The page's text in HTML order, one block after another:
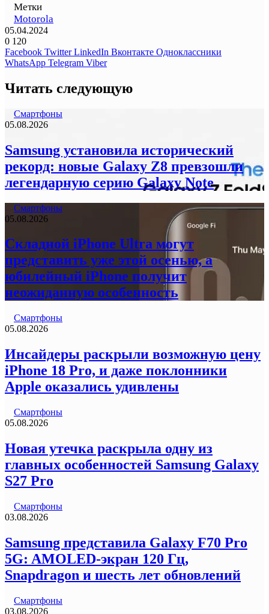
Метки
Motorola
05.04.2024
0 120
Facebook Twitter LinkedIn Вконтакте Одноклассники
WhatsApp Telegram Viber
Читать следующую
Смартфоны
05.08.2026
Samsung установила исторический
рекорд: новые Galaxy Z8 превзошли
легендарную серию Galaxy Note
Смартфоны
05.08.2026
Складной iPhone Ultra могут
представить уже этой осенью, а
юбилейный iPhone получит
неожиданную особенность
Смартфоны
05.08.2026
Инсайдеры раскрыли возможную цену
iPhone 18 Pro, и даже поклонники
Apple оказались удивлены
Смартфоны
05.08.2026
Новая утечка раскрыла одну из
главных особенностей Samsung Galaxy
S27 Pro
Смартфоны
03.08.2026
Samsung представила Galaxy F70 Pro
5G: AMOLED-экран 120 Гц,
Snapdragon и шесть лет обновлений
Смартфоны
03.08.2026